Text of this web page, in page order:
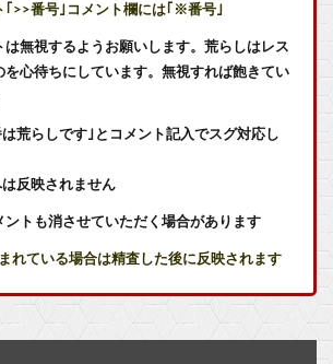
容赦のない編成好き
妹水着mode並べ 他
完全にXBOXのモノになる
ーム部門 前年度比+51億
うなラブライブ！キャラ
｢>>番号｣コメント欄には｢※番号｣
は無視するようお願いします。荒らしはレス
を心待ちにしています。無視すれば飽きてい
荒らしです｣とコメント記入でスグ対応し
反映されません
ントも消させていただく場合があります
れている場合は精査した後に反映されます